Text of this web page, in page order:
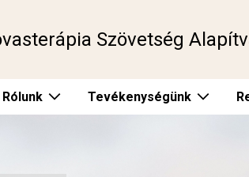
Szövetség
Rólunk Tevékenységünk